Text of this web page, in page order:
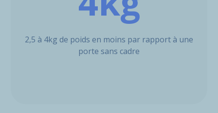
2,5 à 4kg de poids en moins par rapport à une
porte sans cadre